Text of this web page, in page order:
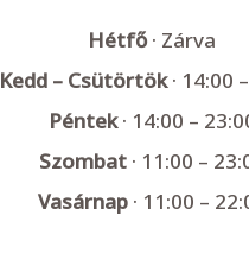
Hétfő· Zárva
Kedd – Csütörtök· 14:00
Péntek· 14:00 –
Szombat· 11:00 –
Vasárnap· 11:00 –